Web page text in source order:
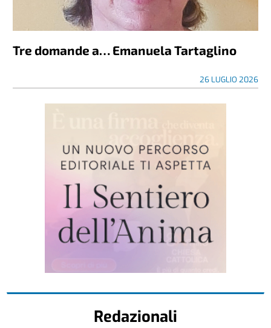
Tre domande a… Emanuela Tartaglino
26 LUGLIO 2026
Redazionali